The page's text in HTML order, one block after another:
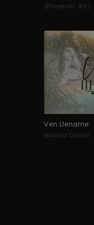
(Proyecto JES)
Ven Llename
Wanda Osorio